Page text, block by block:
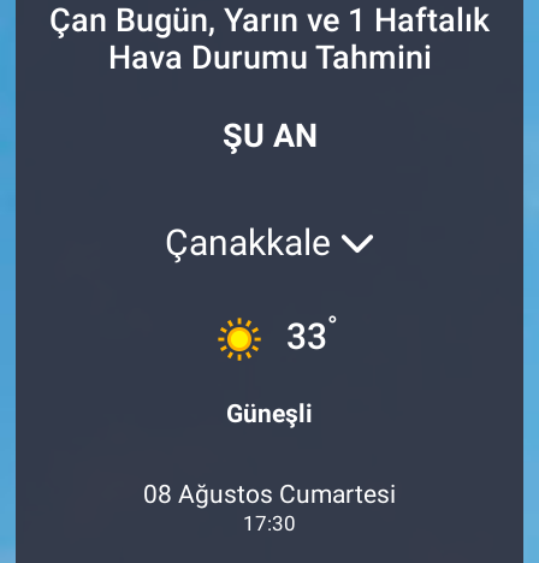
Çan Bugün, Yarın ve 1 Haftalık
Hava Durumu Tahmini
ŞU AN
Çanakkale
33°
Güneşli
08 Ağustos Cumartesi
17:30
Dünya
Röportaj
Son Dakika Haberleri